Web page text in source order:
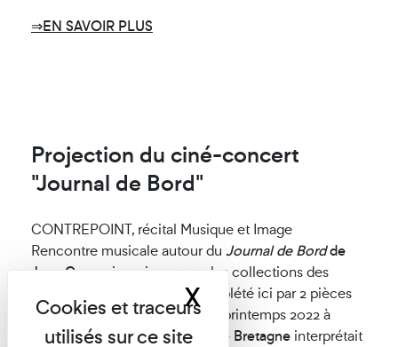
⇒EN SAVOIR PLUS
Projection du ciné-concert
"Journal de Bord"
CONTREPOINT, récital Musique et Image
Rencontre musicale autour du Journal de Bordde
Jean Cras
, mis en image par les collections des
Archives de la Planète, et complété ici par 2 pièces
pour alto de Benoit Menut. Au printemps 2022 à
Rennes, l'Orchestre National de Bretagne interprétait
XMasquer le